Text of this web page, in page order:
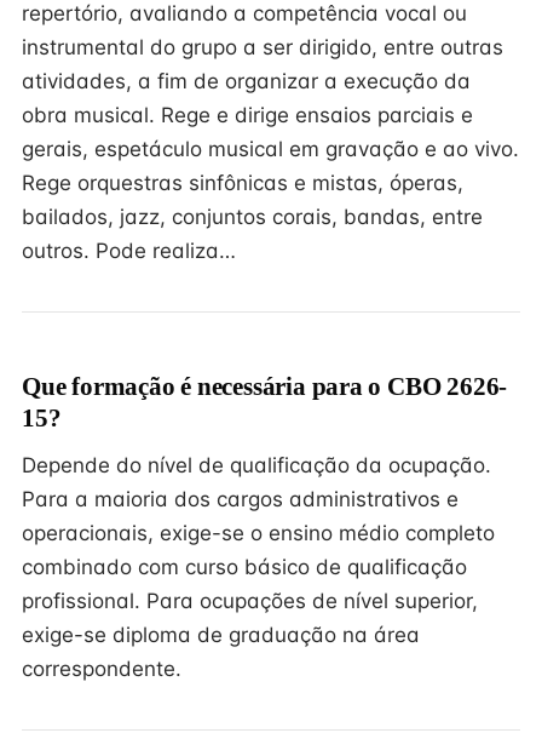
repertório, avaliando a competência vocal ou
instrumental do grupo a ser dirigido, entre outras
atividades, a fim de organizar a execução da
obra musical. Rege e dirige ensaios parciais e
gerais, espetáculo musical em gravação e ao vivo.
Rege orquestras sinfônicas e mistas, óperas,
bailados, jazz, conjuntos corais, bandas, entre
outros. Pode realiza…
Que formação é necessária para o CBO 2626-
15?
Depende do nível de qualificação da ocupação.
Para a maioria dos cargos administrativos e
operacionais, exige-se o ensino médio completo
combinado com curso básico de qualificação
profissional. Para ocupações de nível superior,
exige-se diploma de graduação na área
correspondente.